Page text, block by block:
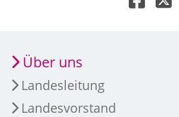
Über uns
Landesleitung
Landesvorstand